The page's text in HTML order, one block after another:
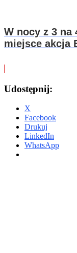
W nocy z 3 na
miejsce akcja
Udostępnij:
X
Facebook
Drukuj
LinkedIn
WhatsApp